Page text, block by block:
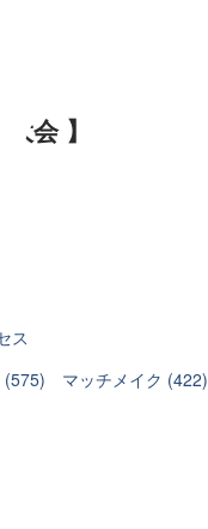
ス
(575) マッチメイク (422)
会 】